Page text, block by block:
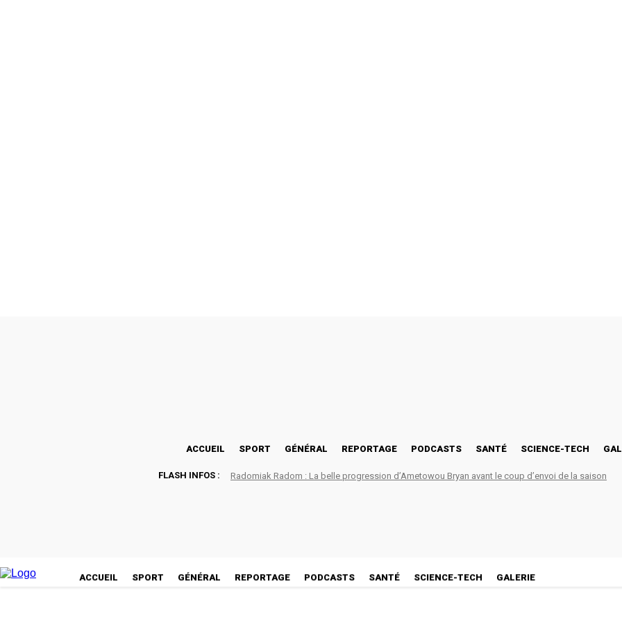
ACCUEIL SPORT GÉNÉRAL REPORTAGE PODCASTS SANTÉ SCIENCE-TECH
FLASH INFOS : Radomiak Radom : La belle progression d’Ametowou Bryan avant le coup d’envoi de la saison
ACCUEIL SPORT GÉNÉRAL REPORTAGE PODCASTS SANTÉ SCIENCE-TECH GALERIE